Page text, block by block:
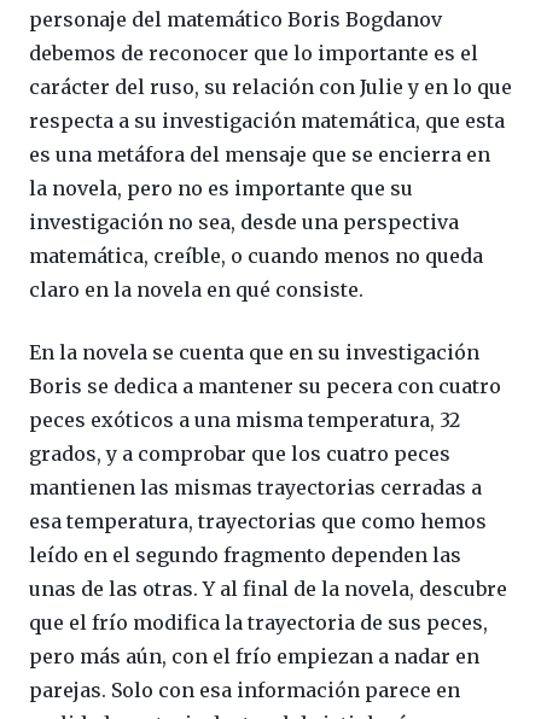
personaje del matemático Boris Bogdanov
debemos de reconocer que lo importante es el
carácter del ruso, su relación con Julie y en lo que
respecta a su investigación matemática, que esta
es una metáfora del mensaje que se encierra en
la novela, pero no es importante que su
investigación no sea, desde una perspectiva
matemática, creíble, o cuando menos no queda
claro en la novela en qué consiste.
En la novela se cuenta que en su investigación
Boris se dedica a mantener su pecera con cuatro
peces exóticos a una misma temperatura, 32
grados, y a comprobar que los cuatro peces
mantienen las mismas trayectorias cerradas a
esa temperatura, trayectorias que como hemos
leído en el segundo fragmento dependen las
unas de las otras. Y al final de la novela, descubre
que el frío modifica la trayectoria de sus peces,
pero más aún, con el frío empiezan a nadar en
parejas. Solo con esa información parece en